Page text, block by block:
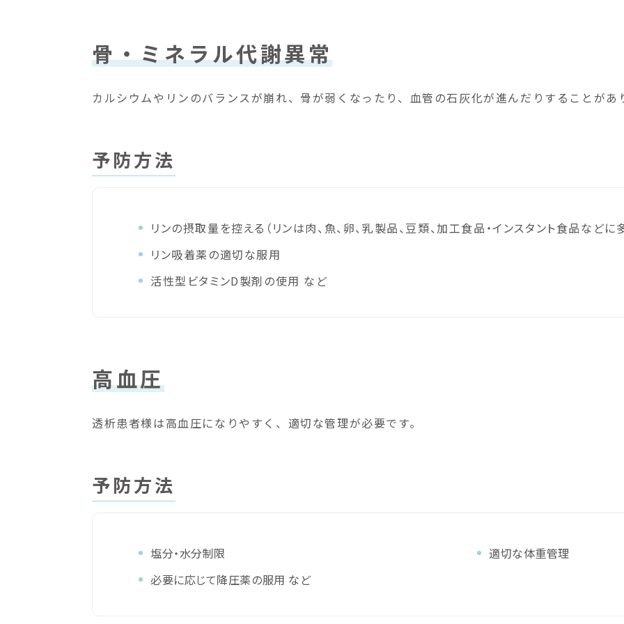
骨・ミネラル代謝異常
カルシウムやリンのバランスが崩れ、骨が弱くなったり、血管の石灰化が進んだりすることがあ
予防方法
リンの摂取量を控える（リンは肉、魚、卵、乳製品、豆類、加工食品・インスタント食品などに
リン吸着薬の適切な服用
活性型ビタミンD製剤の使用 など
高血圧
透析患者様は高血圧になりやすく、適切な管理が必要です。
予防方法
塩分・水分制限
適切な体重管理
必要に応じて降圧薬の服用 など